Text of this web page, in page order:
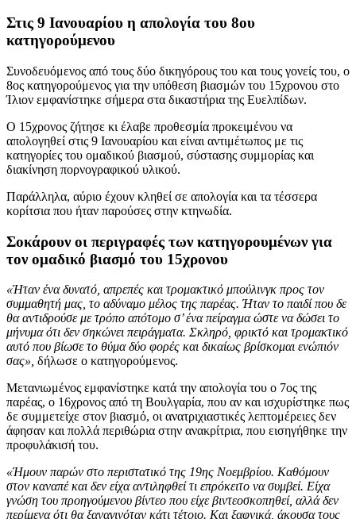
Στις 9 Ιανουαρίου η απολογία του 8ου
κατηγορούμενου
Συνοδευόμενος από τους δύο δικηγόρους του και τους γονείς του, ο
8ος κατηγορούμενος για την υπόθεση βιασμών του 15χρονου στο
Ίλιον εμφανίστηκε σήμερα στα δικαστήρια της Ευελπίδων.
Ο 15χρονος ζήτησε κι έλαβε προθεσμία προκειμένου να
απολογηθεί στις 9 Ιανουαρίου και είναι αντιμέτωπος με τις
κατηγορίες του ομαδικού βιασμού, σύστασης συμμορίας και
διακίνηση πορνογραφικού υλικού.
Παράλληλα, αύριο έχουν κληθεί σε απολογία και τα τέσσερα
κορίτσια που ήταν παρούσες στην κτηνωδία.
Σοκάρουν οι περιγραφές των κατηγορουμένων για
τον ομαδικό βιασμό του 15χρονου
«Ήταν ένα δυνατό, απρεπές και τρομακτικό μπούλινγκ προς τον
συμμαθητή μας, το αδύναμο μέλος της παρέας. Ήταν το παιδί που δε
θα αντιδρούσε με τρόπο απότομο σ’ ένα πείραγμα ώστε να δώσει το
μήνυμα ότι δεν σηκώνει πειράγματα. Σκληρό, φρικτό και τρομακτικό
αυτό που βίωσε το θύμα δύο φορές και δικαίως βρίσκομαι ενώπιόν
σας», δήλωσε ο κατηγορούμενος.
Μετανιωμένος εμφανίστηκε κατά την απολογία του ο 7ος της
παρέας, ο 16χρονος από τη Βουλγαρία, που αν και ισχυρίστηκε πως
δε συμμετείχε στον βιασμό, οι ανατριχιαστικές λεπτομέρειες δεν
άφησαν και πολλά περιθώρια στην ανακρίτρια, που εισηγήθηκε την
προφυλάκισή του.
«Ήμουν παρών στο περιστατικό της 19ης Νοεμβρίου. Καθόμουν
στον καναπέ και δεν είχα αντιληφθεί τι επρόκειτο να συμβεί. Είχα
γνώση του προηγούμενου βίντεο που είχε βιντεοσκοπηθεί, αλλά δεν
περίμενα ότι θα ξαναγινόταν κάτι τέτοιο. Και ξαφνικά, άκουσα τους